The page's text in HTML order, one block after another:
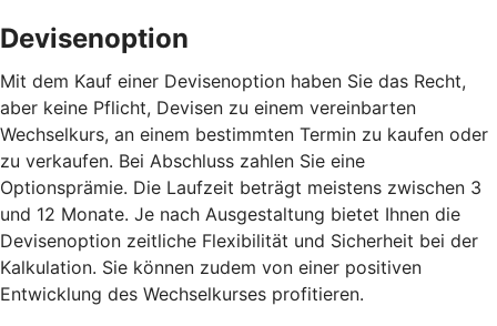
Devisenoption
Mit dem Kauf einer Devisenoption haben Sie das Recht,
aber keine Pflicht, Devisen zu einem vereinbarten
Wechselkurs, an einem bestimmten Termin zu kaufen oder
zu verkaufen. Bei Abschluss zahlen Sie eine
Optionsprämie. Die Laufzeit beträgt meistens zwischen 3
und 12 Monate. Je nach Ausgestaltung bietet Ihnen die
Devisenoption zeitliche Flexibilität und Sicherheit bei der
Kalkulation. Sie können zudem von einer positiven
Entwicklung des Wechselkurses profitieren.